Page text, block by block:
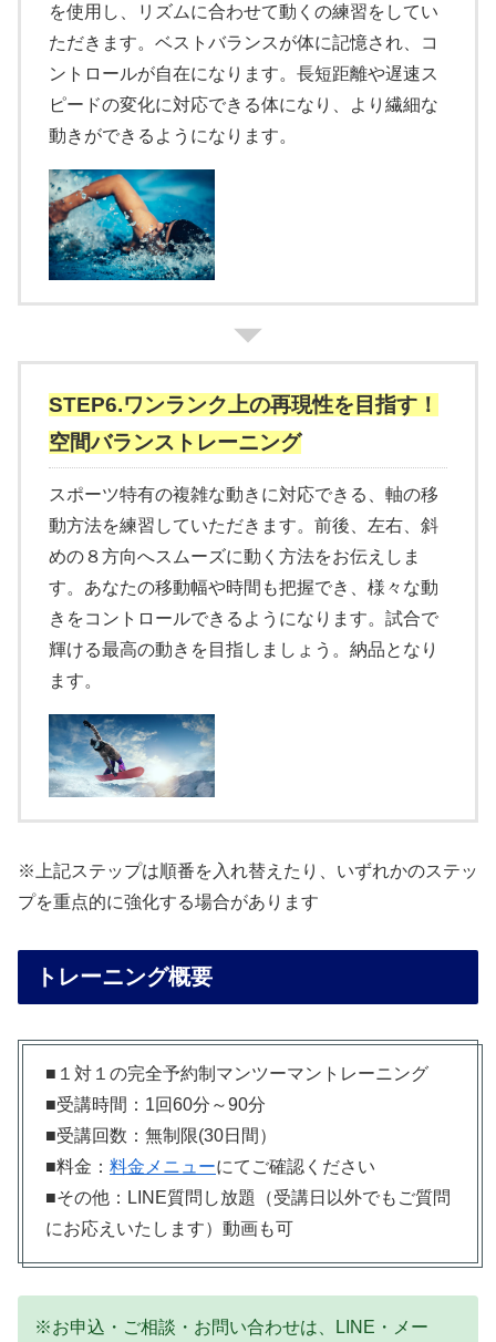
を使用し、リズムに合わせて動くの練習をしてい
ただきます。ベストバランスが体に記憶され、コ
ントロールが自在になります。長短距離や遅速ス
ピードの変化に対応できる体になり、より繊細な
動きができるようになります。
STEP6.ワンランク上の再現性を目指す！
空間バランストレーニング
スポーツ特有の複雑な動きに対応できる、軸の移
動方法を練習していただきます。前後、左右、斜
めの８方向へスムーズに動く方法をお伝えしま
す。あなたの移動幅や時間も把握でき、様々な動
きをコントロールできるようになります。試合で
輝ける最高の動きを目指しましょう。納品となり
ます。
※上記ステップは順番を入れ替えたり、いずれかのステッ
プを重点的に強化する場合があります
トレーニング概要
■１対１の完全予約制マンツーマントレーニング
■受講時間：1回60分～90分
■受講回数：無制限(30日間）
■料金： 料金メニューにてご確認ください
■その他：LINE質問し放題（受講日以外でもご質問
にお応えいたします）動画も可
※お申込・ご相談・お問い合わせは、LINE・メー